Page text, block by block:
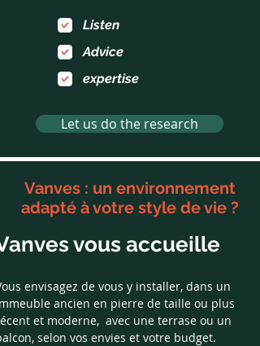
Listen
Advice
expertise
Let us do the research
Vanves : un environnement
adapté à votre style de vie ?
vous accueille
envisagez de vous y installer, dans un
ancien en pierre de taille ou plus
et moderne,  avec une terrase ou un
selon vos envies et votre budget.